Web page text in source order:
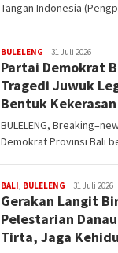
Tangan Indonesia
BULELENG admin
31 Juli 2026
Partai Demokrat
Tragedi Juwuk
Bentuk Kekerasan
BULELENG,
Demokrat Provinsi Bali
BALI, BULELENG admin
31 Juli 2026
Gerakan Langit
Pelestarian
Tirta, Jaga